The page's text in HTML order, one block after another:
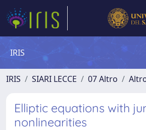
IRIS
IRIS SIARI LECCE 07 Altro
Elliptic equations with
nonlinearities